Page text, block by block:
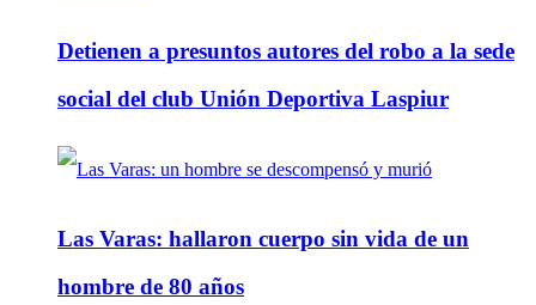
Detienen a presuntos autores del robo a la sede
social del club Unión Deportiva Laspiur
Las Varas: hallaron cuerpo sin vida de un
hombre de 80 años